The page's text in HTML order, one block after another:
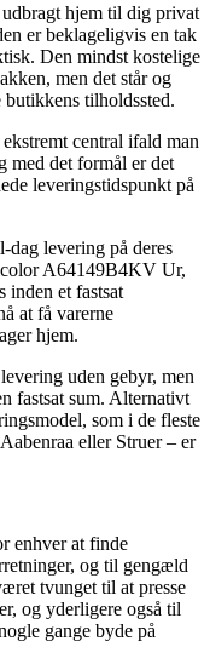
hjem til dig privat
er beklageligvis en tak
Den mindst kostelige
men det står og
tilholdssted.
central ifald man
med det formål er det
leveringstidspunkt på
dag levering på deres
A64149B4KV Ur,
inden et fastsat
at få varerne
hjem.
uden gebyr, men
fastsat sum. Alternativt
som i de fleste
eller Struer – er
enhver at finde
og til gengæld
tvunget til at presse
og yderligere også til
gange byde på